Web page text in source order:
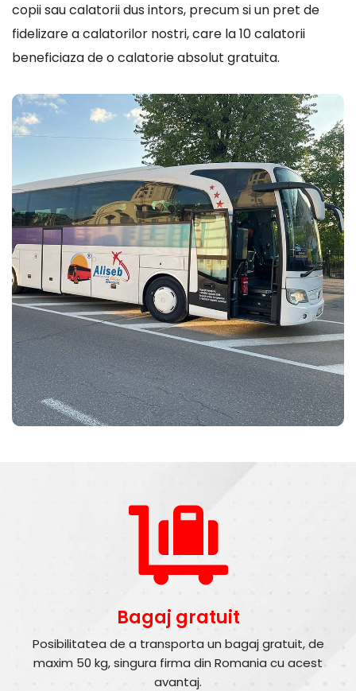
copii sau calatorii dus intors, precum si un pret de
fidelizare a calatorilor nostri, care la 10 calatorii
beneficiaza de o calatorie absolut gratuita.
Bagaj gratuit
Posibilitatea de a transporta un bagaj gratuit, de
maxim 50 kg, singura firma din Romania cu acest
avantaj.